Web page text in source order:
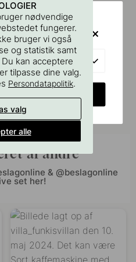
af andre
& @beslagonline
set her!
nødvendige
fungerer.
bruger vi også
og statistik samt
kan acceptere
tilpasse dine valg.
Persondatapolitik.
valg
alle
VISIT?